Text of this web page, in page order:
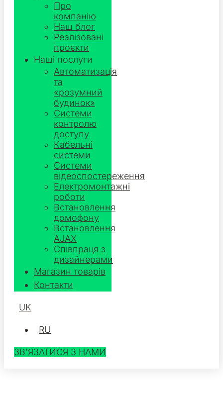
Про
компанію
Наш блог
Реалізовані
проєкти
Наші послуги
Автоматизація
та
«розумний
будинок»
Системи
контролю
доступу
Кабельні
системи
Системи
відеоспостереження
Електромонтажні
роботи
Встановлення
домофону
Встановлення
AJAX
Співпраця з
дизайнерами
Магазин товарів
Контакти
UK
RU
ЗВ'ЯЗАТИСЯ З НАМИ